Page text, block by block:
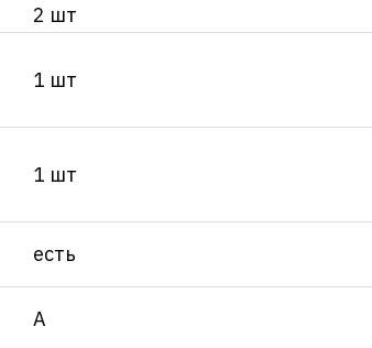
2 шт
1 шт
1 шт
есть
А